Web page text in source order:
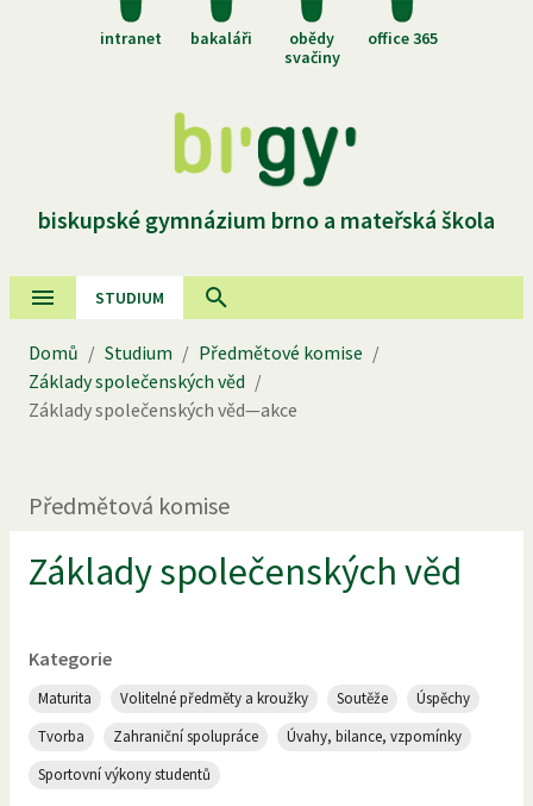
intranet bakaláři
obědy
svačiny
office 365
biskupské gymnázium brno a mateřská škola
STUDIUM
Domů / Studium / Předmětové komise /
Základy společenských věd /
Základy společenských věd—akce
Předmětová komise
Základy společenských věd
Kategorie
Maturita Volitelné předměty a kroužky Soutěže
Úspěchy
Tvorba
Zahraniční spolupráce
Úvahy, bilance, vzpomínky
Sportovní výkony studentů